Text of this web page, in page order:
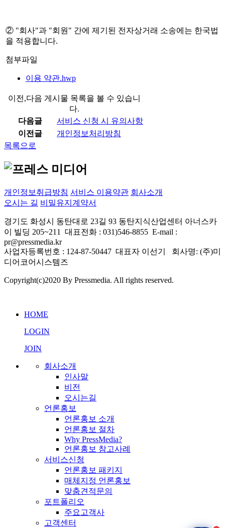
② "회사"과 "회원" 간에 제기된 전자상거래 소송에는 한국법
을 적용합니다.
첨부파일
이용 약관.hwp
이전,다음 게시물 목록을 볼 수 있습니
다.
다음글
서비스 신청 시 유의사항
이전글
개인정보처리방침
목록으로
개인정보취급방침 서비스 이용약관 회사소개
오시는 길 비밀유지계약서
경기도 화성시 동탄대로 23길 93 동탄지식산업센터 아너스카
이 빌딩 205~211 대표전화 : 031)546-8855 E-mail :
pr@pressmedia.kr
사업자등록번호 : 124-87-50447 대표자 이선기 회사명: (주)미
디어코어시스템즈
Copyright(c)2020 By Pressmedia. All rights reserved.
프레스미디어 AI 상담
HOME
LOGIN
JOIN
회사소개
인사말
비전
오시는길
언론홍보
언론홍보 소개
언론홍보 절차
Why PressMedia?
언론홍보 참고사례
서비스신청
언론홍보 패키지
매체지정 언론홍보
맞춤견적문의
포트폴리오
주요고객사
고객센터